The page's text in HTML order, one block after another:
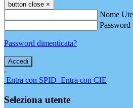
button close ×
Nome
Password
Password dimenticata?
-
Entra con SPID Entra con CIE
Seleziona utente